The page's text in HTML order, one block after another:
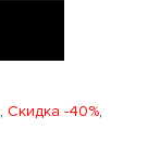
, Скидка -40%,